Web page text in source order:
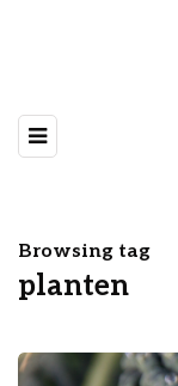
Browsing tag
planten